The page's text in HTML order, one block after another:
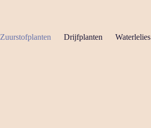
Zuurstofplanten Drijfplanten Waterlelies